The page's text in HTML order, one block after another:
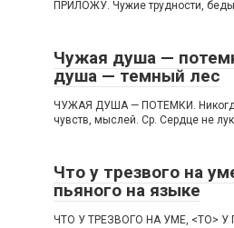
ПРИЛОЖУ. Чужие трудности,
Чужая душа —
душа — темный лес
ЧУЖАЯ ДУША — ПОТЕМКИ.
чувств, мыслей. Ср. Сердце не
Что у трезвого на
пьяного на языке
ЧТО У ТРЕЗВОГО НА УМЕ, <ТО>